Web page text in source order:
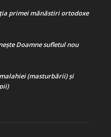
primei mănăstiri ortodoxe
Doamne sufletul nou
(masturbării) şi